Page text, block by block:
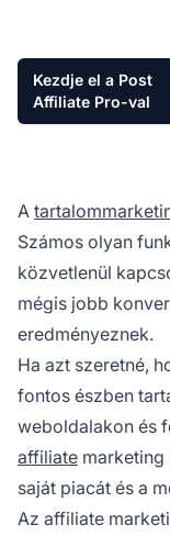
Kezdje el a Post
Affiliate Pro-val
A
Számos olyan
közvetlenül
mégis jobb
eredményeznek.
Ha azt szeretné,
fontos észben
weboldalakon és
affiliate marketing
saját piacát és a
Az affiliate